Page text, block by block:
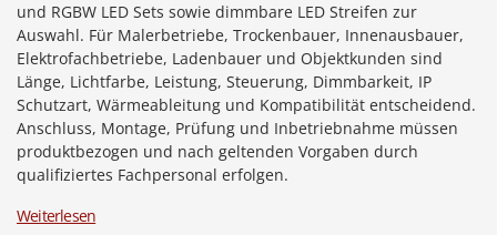
und RGBW LED Sets sowie dimmbare LED Streifen zur
Auswahl. Für Malerbetriebe, Trockenbauer, Innenausbauer,
Elektrofachbetriebe, Ladenbauer und Objektkunden sind
Länge, Lichtfarbe, Leistung, Steuerung, Dimmbarkeit, IP
Schutzart, Wärmeableitung und Kompatibilität entscheidend.
Anschluss, Montage, Prüfung und Inbetriebnahme müssen
produktbezogen und nach geltenden Vorgaben durch
qualifiziertes Fachpersonal erfolgen.
Weiterlesen